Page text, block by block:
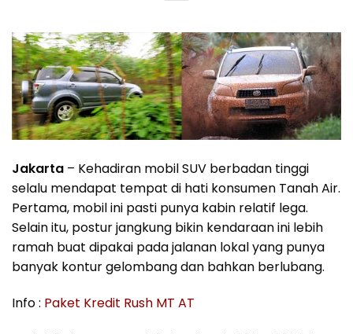
Jakarta – Kehadiran mobil SUV berbadan tinggi
selalu mendapat tempat di hati konsumen Tanah Air.
Pertama, mobil ini pasti punya kabin relatif lega.
Selain itu, postur jangkung bikin kendaraan ini lebih
ramah buat dipakai pada jalanan lokal yang punya
banyak kontur gelombang dan bahkan berlubang.
Info : Paket Kredit Rush MT AT